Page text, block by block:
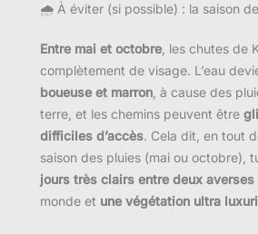
🌧 À éviter (si possible) : la saison
Entre mai et octobre , les chutes de
complètement de visage. L’eau
boueuse et marron , à cause des
terre, et les chemins peuvent être
difficiles d’accès. Cela dit, en tout
saison des pluies (mai ou octobre),
jours très clairs entre deux averses
monde et une végétation ultra